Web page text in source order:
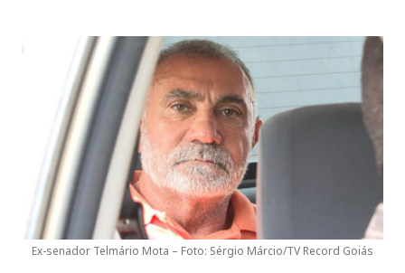
Ex-senador Telmário Mota – Foto: Sérgio Márcio/TV Record Goiás